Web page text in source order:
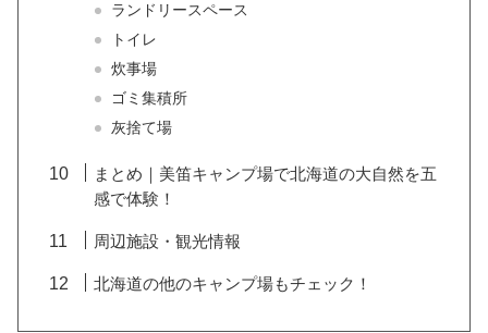
ランドリースペース
トイレ
炊事場
ゴミ集積所
灰捨て場
まとめ｜美笛キャンプ場で北海道の大自然を五
感で体験！
周辺施設・観光情報
北海道の他のキャンプ場もチェック！